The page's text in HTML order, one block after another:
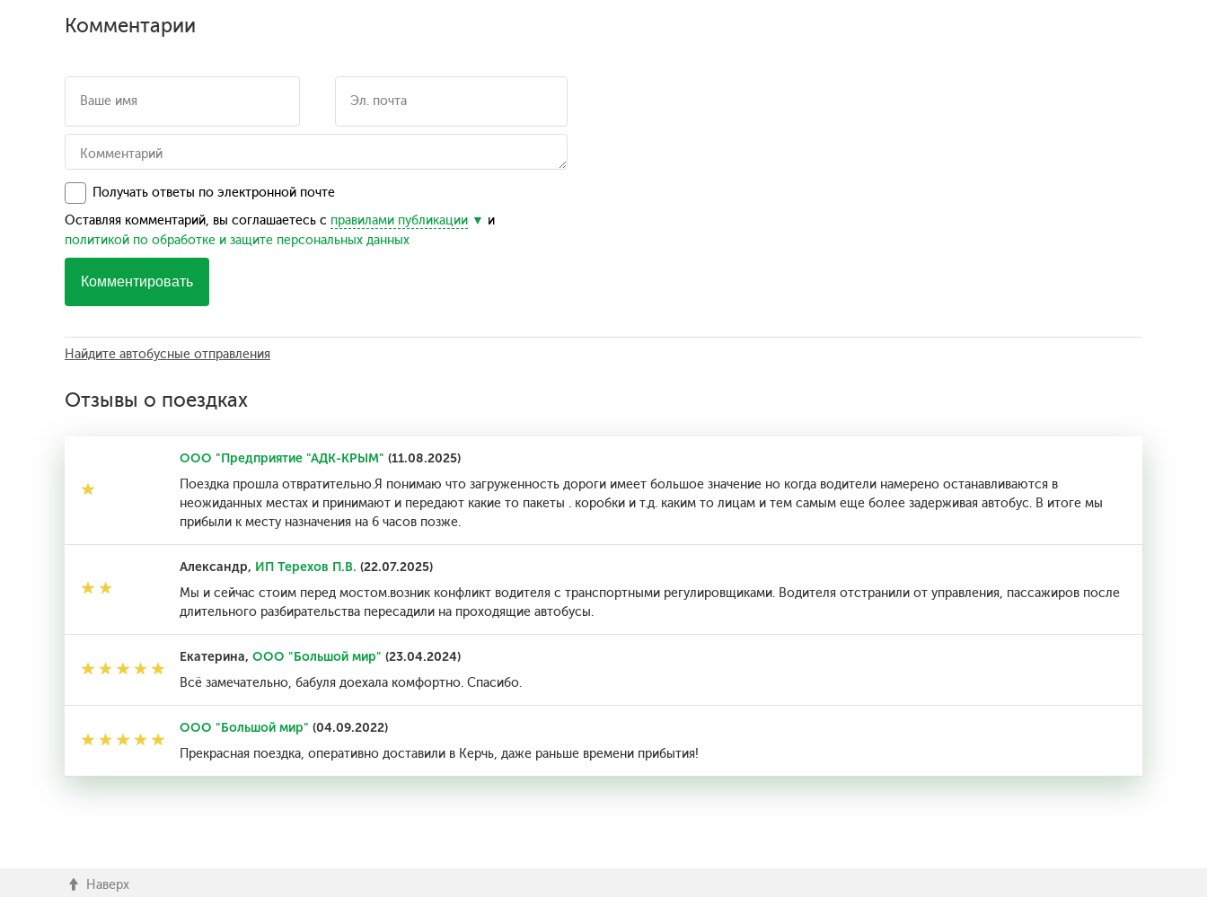
Комментарии
Получать ответы по электронной почте
Оставляя комментарий, вы соглашаетесь с правилами публикации
и
политикой по обработке и защите персональных данных
Комментировать
Найдите автобусные отправления
Отзывы о поездках
ООО "Предприятие "АДК-КРЫМ" (11.08.2025)
Поездка прошла отвратительно.Я понимаю что загруженность дороги имеет большое значение но когда водители намерено останавливаются в
неожиданных местах и принимают и передают какие то пакеты . коробки и т.д. каким то лицам и тем самым еще более задерживая автобус. В итоге мы
прибыли к месту назначения на 6 часов позже.
Александр, ИП Терехов П.В. (22.07.2025)
Мы и сейчас стоим перед мостом.возник конфликт водителя с транспортными регулировщиками. Водителя отстранили от управления, пассажиров после
длительного разбирательства пересадили на проходящие автобусы.
Екатерина, ООО "Большой мир" (23.04.2024)
Всё замечательно, бабуля доехала комфортно. Спасибо.
ООО "Большой мир" (04.09.2022)
Прекрасная поездка, оперативно доставили в Керчь, даже раньше времени прибытия!
Наверх